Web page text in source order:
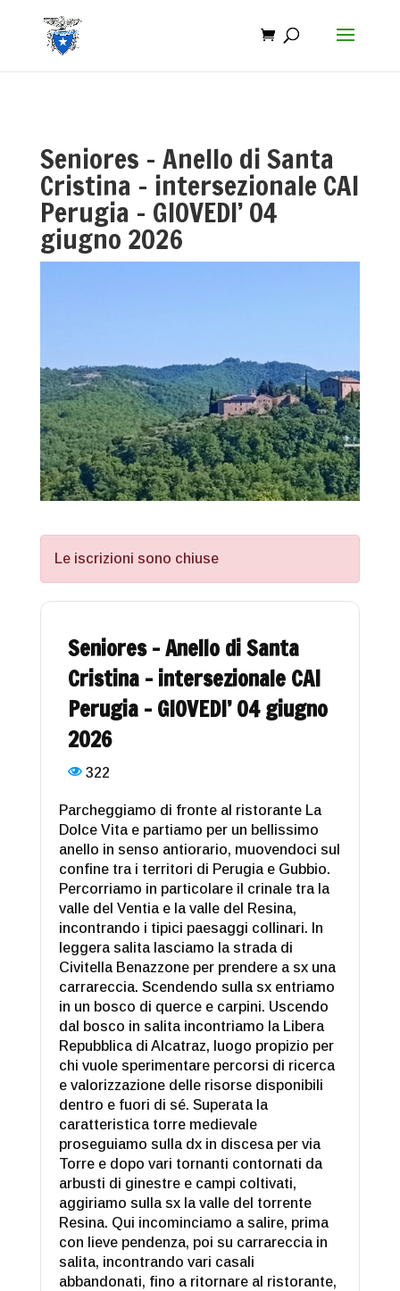
Seniores – Anello di Santa
Cristina – intersezionale CAI
Perugia – GIOVEDI’ 04
giugno 2026
Le iscrizioni sono chiuse
Seniores – Anello di Santa
Cristina – intersezionale CAI
Perugia – GIOVEDI’ 04 giugno
2026
322
Parcheggiamo di fronte al ristorante La
Dolce Vita e partiamo per un bellissimo
anello in senso antiorario, muovendoci sul
confine tra i territori di Perugia e Gubbio.
Percorriamo in particolare il crinale tra la
valle del Ventia e la valle del Resina,
incontrando i tipici paesaggi collinari. In
leggera salita lasciamo la strada di
Civitella Benazzone per prendere a sx una
carrareccia. Scendendo sulla sx entriamo
in un bosco di querce e carpini. Uscendo
dal bosco in salita incontriamo la Libera
Repubblica di Alcatraz, luogo propizio per
chi vuole sperimentare percorsi di ricerca
e valorizzazione delle risorse disponibili
dentro e fuori di sé. Superata la
caratteristica torre medievale
proseguiamo sulla dx in discesa per via
Torre e dopo vari tornanti contornati da
arbusti di ginestre e campi coltivati,
aggiriamo sulla sx la valle del torrente
Resina. Qui incominciamo a salire, prima
con lieve pendenza, poi su carrareccia in
salita, incontrando vari casali
abbandonati, fino a ritornare al ristorante,